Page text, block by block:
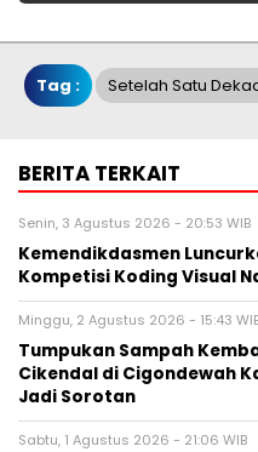
Tag : Setelah Satu
BERITA TERKAIT
Senin, 3 Agustus 2026 - 20:53 WIB
Kemendikdasmen
Kompetisi Koding Visual
Minggu, 2 Agustus 2026 - 15:43
Tumpukan Sampah
Cikendal di Cigondewah
Jadi Sorotan
Sabtu, 1 Agustus 2026 - 21:06 WIB